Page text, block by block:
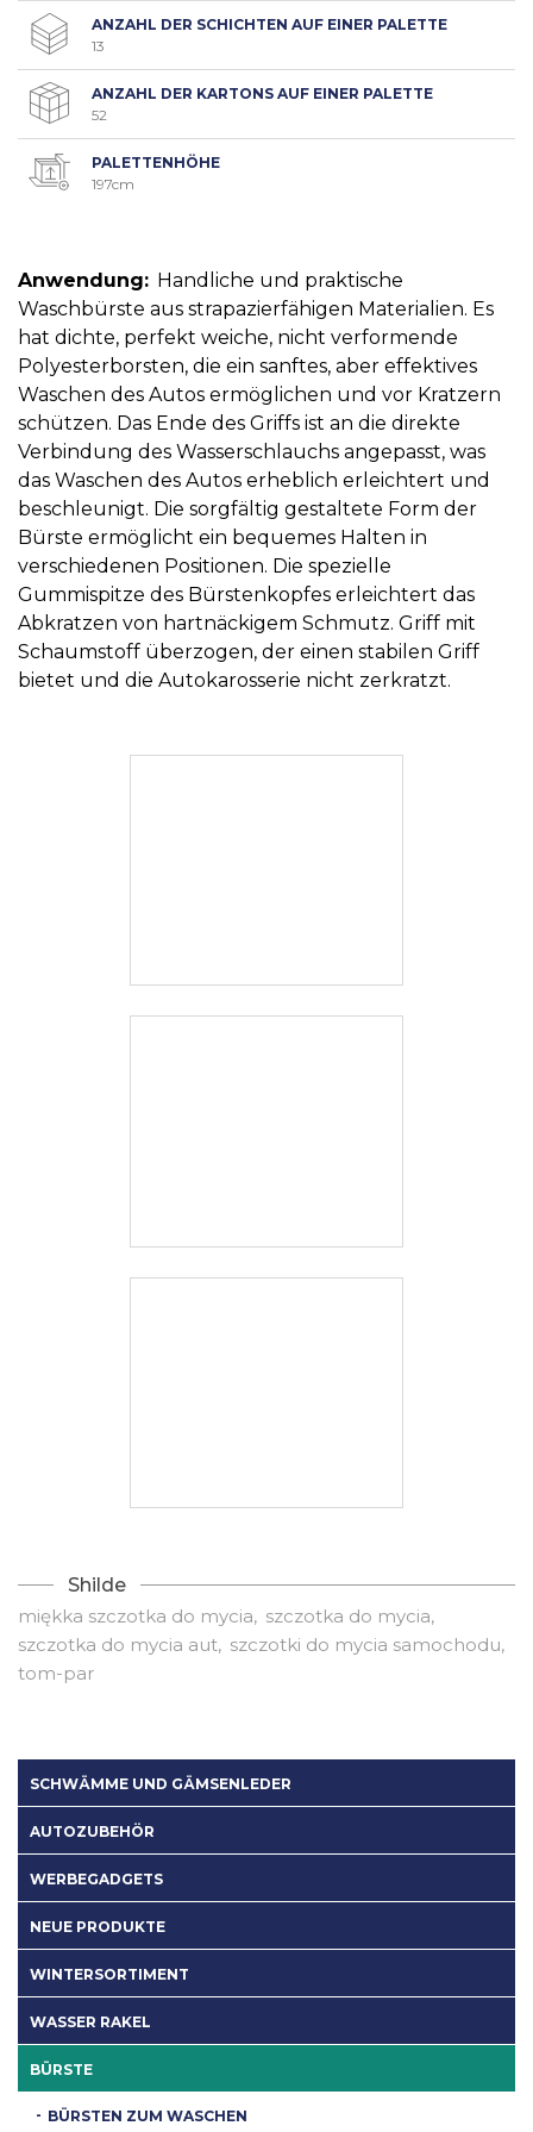
SCHWÄMME UND GÄMSENLEDER
AUTOZUBEHÖR
WERBEGADGETS
NEUE PRODUKTE
WINTERSORTIMENT
WASSER RAKEL
BÜRSTE
BÜRSTEN ZUM WASCHEN
ANZAHL DER SCHICHTEN AUF EINER PALETTE
13
ANZAHL DER KARTONS AUF EINER PALETTE
52
PALETTENHÖHE
197cm
Anwendung: Handliche und praktische
Waschbürste aus strapazierfähigen Materialien. Es
hat dichte, perfekt weiche, nicht verformende
Polyesterborsten, die ein sanftes, aber effektives
Waschen des Autos ermöglichen und vor Kratzern
schützen. Das Ende des Griffs ist an die direkte
Verbindung des Wasserschlauchs angepasst, was
das Waschen des Autos erheblich erleichtert und
beschleunigt. Die sorgfältig gestaltete Form der
Bürste ermöglicht ein bequemes Halten in
verschiedenen Positionen. Die spezielle
Gummispitze des Bürstenkopfes erleichtert das
Abkratzen von hartnäckigem Schmutz. Griff mit
Schaumstoff überzogen, der einen stabilen Griff
bietet und die Autokarosserie nicht zerkratzt.
Shilde
miękka szczotka do mycia
szczotka do mycia
szczotka do mycia aut szczotki do mycia samochodu
tom-par